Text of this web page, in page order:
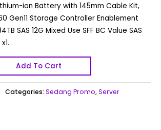
ion Battery with 145mm Cable Kit,
Gen11 Storage Controller Enablement
SAS 12G Mixed Use SFF BC Value SAS
Add To Cart
Categories: Sedang Promo,Server